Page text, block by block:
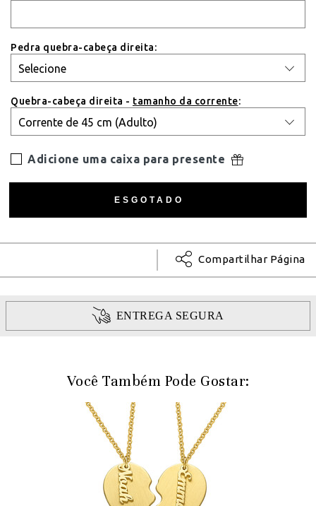
Pedra quebra-cabeça direita:
Quebra-cabeça direita - tamanho da corrente:
Adicione uma caixa para presente
Compartilhar Página
ENTREGA SEGURA
Você Também Pode Gostar: